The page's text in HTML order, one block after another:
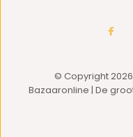
© Copyright
Bazaaronline | De